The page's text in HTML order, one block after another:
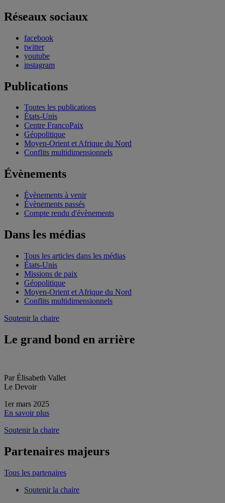
Réseaux sociaux
facebook
twitter
youtube
instagram
Publications
Toutes les publications
États-Unis
Centre FrancoPaix
Géopolitique
Moyen-Orient et Afrique du Nord
Conflits multidimensionnels
Évènements
Évènements à venir
Évènements passés
Compte rendu d'évènements
Dans les médias
Tous les articles dans les médias
États-Unis
Missions de paix
Géopolitique
Moyen-Orient et Afrique du Nord
Conflits multidimensionnels
Soutenir la chaire
Le grand bond en arrière
Par Élisabeth Vallet
Le Devoir
1er mars 2025
En savoir plus
Soutenir la chaire
Partenaires majeurs
Tous les partenaires
Soutenir la chaire